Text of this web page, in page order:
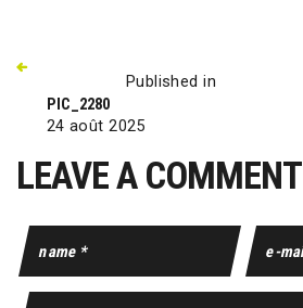
Published in
PIC_2280
24 août 2025
LEAVE A COMMENT